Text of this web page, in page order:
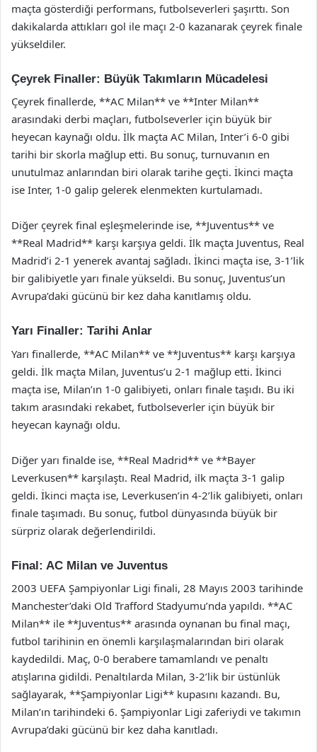
maçta gösterdiği performans, futbolseverleri şaşırttı. Son
dakikalarda attıkları gol ile maçı 2-0 kazanarak çeyrek finale
yükseldiler.
Çeyrek Finaller: Büyük Takımların Mücadelesi
Çeyrek finallerde, **AC Milan** ve **Inter Milan**
arasındaki derbi maçları, futbolseverler için büyük bir
heyecan kaynağı oldu. İlk maçta AC Milan, Inter’i 6-0 gibi
tarihi bir skorla mağlup etti. Bu sonuç, turnuvanın en
unutulmaz anlarından biri olarak tarihe geçti. İkinci maçta
ise Inter, 1-0 galip gelerek elenmekten kurtulamadı.
Diğer çeyrek final eşleşmelerinde ise, **Juventus** ve
**Real Madrid** karşı karşıya geldi. İlk maçta Juventus, Real
Madrid’i 2-1 yenerek avantaj sağladı. İkinci maçta ise, 3-1’lik
bir galibiyetle yarı finale yükseldi. Bu sonuç, Juventus’un
Avrupa’daki gücünü bir kez daha kanıtlamış oldu.
Yarı Finaller: Tarihi Anlar
Yarı finallerde, **AC Milan** ve **Juventus** karşı karşıya
geldi. İlk maçta Milan, Juventus’u 2-1 mağlup etti. İkinci
maçta ise, Milan’ın 1-0 galibiyeti, onları finale taşıdı. Bu iki
takım arasındaki rekabet, futbolseverler için büyük bir
heyecan kaynağı oldu.
Diğer yarı finalde ise, **Real Madrid** ve **Bayer
Leverkusen** karşılaştı. Real Madrid, ilk maçta 3-1 galip
geldi. İkinci maçta ise, Leverkusen’in 4-2’lik galibiyeti, onları
finale taşımadı. Bu sonuç, futbol dünyasında büyük bir
sürpriz olarak değerlendirildi.
Final: AC Milan ve Juventus
2003 UEFA Şampiyonlar Ligi finali, 28 Mayıs 2003 tarihinde
Manchester’daki Old Trafford Stadyumu’nda yapıldı. **AC
Milan** ile **Juventus** arasında oynanan bu final maçı,
futbol tarihinin en önemli karşılaşmalarından biri olarak
kaydedildi. Maç, 0-0 berabere tamamlandı ve penaltı
atışlarına gidildi. Penaltılarda Milan, 3-2’lik bir üstünlük
sağlayarak, **Şampiyonlar Ligi** kupasını kazandı. Bu,
Milan’ın tarihindeki 6. Şampiyonlar Ligi zaferiydi ve takımın
Avrupa’daki gücünü bir kez daha kanıtladı.